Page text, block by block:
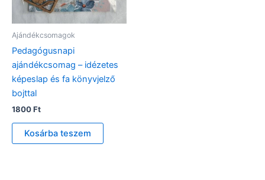
Ajándékcsomagok
Pedagógusnapi
ajándékcsomag – idézetes
képeslap és fa könyvjelző
bojttal
1800Ft
Kosárba teszem